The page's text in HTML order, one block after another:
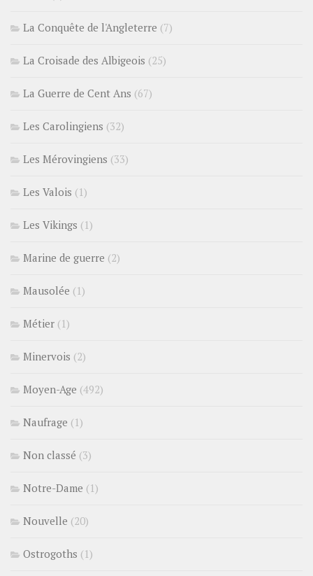
La Conquête de l'Angleterre (7)
La Croisade des Albigeois (25)
La Guerre de Cent Ans (67)
Les Carolingiens (32)
Les Mérovingiens (33)
Les Valois (1)
Les Vikings (1)
Marine de guerre (2)
Mausolée (1)
Métier (1)
Minervois (2)
Moyen-Age (492)
Naufrage (1)
Non classé (3)
Notre-Dame (1)
Nouvelle (20)
Ostrogoths (1)